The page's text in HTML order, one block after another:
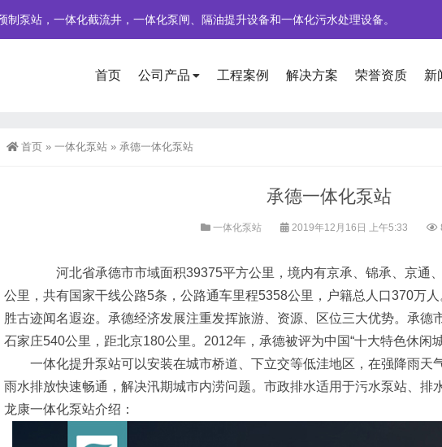
泵站，一体化截流井，一体化泵闸、隔油提升设备和一体化污水处理设备。
首页 公司产品 工程案例 解决方案 荣誉资质 新
首页 » 一体化泵站 » 承德一体化泵站
承德一体化泵站
一体化泵站 2019年12月16日 上午5:33
河北省承德市市域面积39375平方公里，境内有京承、锦承、京通
公里，共有国家干线公路5条，公路通车里程5358公里，户籍总人口370万
胜古迹闻名遐迩。承德经济发展注重发挥旅游、资源、区位三大优势。承德
石家庄540公里，距北京180公里。2012年，承德被评为中国“十大特色休闲城
一体化提升泵站可以安装在城市桥道、下立交等低洼地区，在强降雨天
雨水排放快速畅通，解决汛期城市内涝问题。市政排水适用于污水泵站、排
龙康一体化泵站介绍：